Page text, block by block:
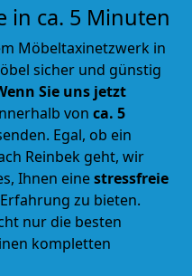
in ca. 5 Minuten
Möbeltaxinetzwerk in
sicher und günstig
Sie uns jetzt
von ca. 5
Egal, ob ein
Reinbek geht, wir
Ihnen einestressfreie
zu bieten.
nur die besten
kompletten